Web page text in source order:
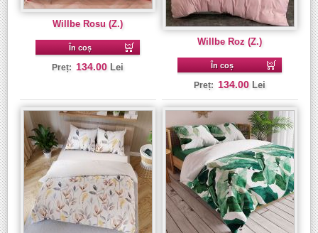
Willbe Rosu (Z.)
În coș
Preț: 134.00 Lei
Willbe Roz (Z.)
În coș
Preț: 134.00 Lei